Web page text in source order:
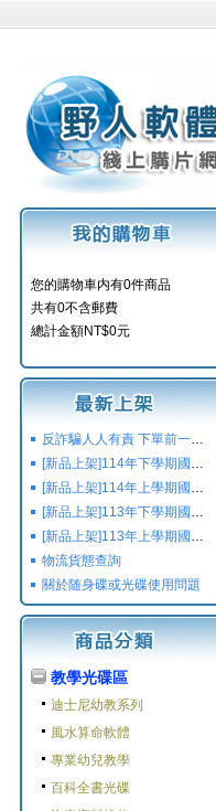
您的購物車内有0件商品
共有0不含郵費
總計金額NT$0元
反詐騙人人有責 下單前一定要注意
[新品上架]114年下學期國小國中高中命題光碟,校用卷,習作
[新品上架]114年上學期國小國中高中命題光碟,校用卷,習作
[新品上架]113年下學期國小國中高中命題光碟,校用卷,習作
[新品上架]113年上學期國小國中高中命題光碟,校用卷,習作
物流貨態查詢
關於随身碟或光碟使用問題
教學光碟區
迪士尼幼教系列
風水算命軟體
專業幼兒教學
百科全書光碟